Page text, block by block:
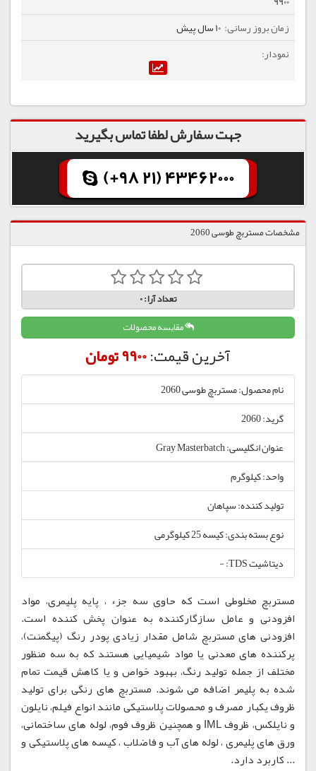
10 سال پیش
جهت سفارش لطفا تماس بگیرید
(+98 21) 43462000
مشخصات مستربچ طوسی 2060
تعداد آرا:0
مقایسه محصولات
آخرین قیمت:9900 تومان
نام محصول: مستربچ طوسی 2060
گرید: 2060
عنوان انگلیسی: Gray Masterbatch
واحد: کیلوگرم
تولید کننده: سپاهان
نوع بسته بندی: کیسه 25 کیلوگرمی
دیتاشیت TDS: -
مستربچ مخلوطی است که حاوی سه جزء ، پایه پلیمری، مواد
افزودنی و عامل سازگارکننده به عنوان پخش کننده است.
افزودنی های مستربچ شامل مقدار زیادی پودر رنگ (پیگمنت)،
پرکننده های معدنی یا مواد شیمیایی هستند که به سه منظور
مختلف از جمله تولید رنگ، بهبود خواص و یا کاهش قیمت تمام
شده به پلیمر اضافه می شوند. مستربچ های رنگی برای تولید
ظروف یکبار مصرف و محصولات پلاستیکی مانند انواع فیلم، نایلون
و نایلکس، ظروف IML و همچنین ظروف فوم، لوله های ساختمانی،
ورق های پلیمری ، لوله های آب و فاضلاب ، کیسه های پلاستیکی و
... کاربرد دارد.